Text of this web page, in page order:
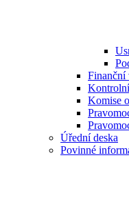
Finanční
Komise
Úřední deska
Povinné